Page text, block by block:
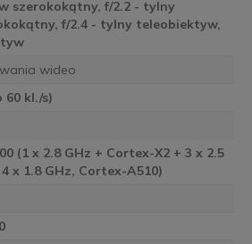
szerokokątny, f/2.2 - tylny
f/2.4 - tylny teleobiektyw,
wideo
60 kl./s)
(1 x 2.8 GHz + Cortex-X2 + 3 x 2.5
x 1.8 GHz, Cortex-A510)